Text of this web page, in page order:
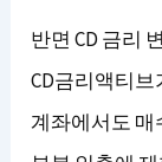
반면 CD 금리
CD금리액티브
계좌에서도 매